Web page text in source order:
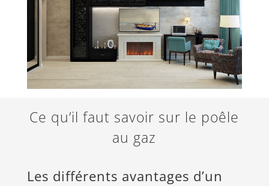
Ce qu’il faut savoir sur le poêle
au gaz
Les différents avantages d’un